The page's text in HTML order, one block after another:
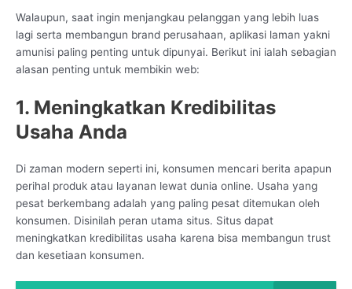
Walaupun, saat ingin menjangkau pelanggan yang lebih luas
lagi serta membangun brand perusahaan, aplikasi laman yakni
amunisi paling penting untuk dipunyai. Berikut ini ialah sebagian
alasan penting untuk membikin web:
1. Meningkatkan Kredibilitas
Usaha Anda
Di zaman modern seperti ini, konsumen mencari berita apapun
perihal produk atau layanan lewat dunia online. Usaha yang
pesat berkembang adalah yang paling pesat ditemukan oleh
konsumen. Disinilah peran utama situs. Situs dapat
meningkatkan kredibilitas usaha karena bisa membangun trust
dan kesetiaan konsumen.